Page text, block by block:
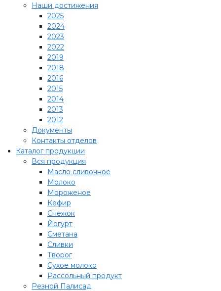
Наши достижения
2025
2024
2023
2022
2019
2018
2016
2015
2014
2013
2012
Документы
Контакты отделов
Каталог продукции
Вся продукция
Масло сливочное
Молоко
Мороженое
Кефир
Снежок
Йогурт
Сметана
Сливки
Творог
Сухое молоко
Рассольный продукт
Резной Палисад